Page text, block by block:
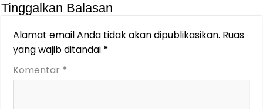
Tinggalkan Balasan
Alamat email Anda tidak akan dipublikasikan. Ruas
yang wajib ditandai *
Komentar *